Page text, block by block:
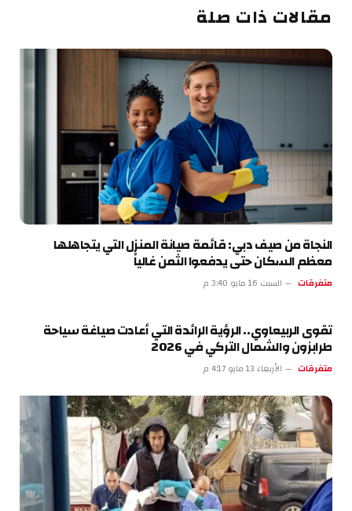
مقالات ذات صلة
النجاة من صيف دبي: قائمة صيانة المنزل التي يتجاهلها
معظم السكان حتى يدفعوا الثمن غالياً
متفرقات السبت 16 مايو 3:40 م
تقوى الربيعاوي.. الرؤية الرائدة التي أعادت صياغة سياحة
طرابزون والشمال التركي في 2026
متفرقات الأربعاء 13 مايو 4:17 م